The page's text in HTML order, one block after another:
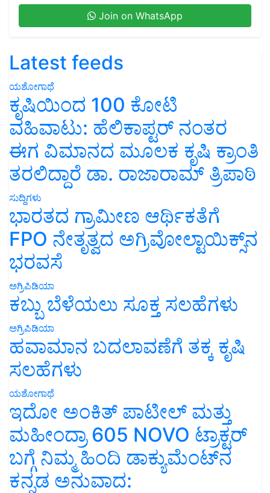
Join on WhatsApp
Latest feeds
ಯಶೋಗಾಥೆ
ಕೃಷಿಯಿಂದ 100 ಕೋಟಿ
ವಹಿವಾಟು: ಹೆಲಿಕಾಪ್ಟರ್ ನಂತರ
ಈಗ ವಿಮಾನದ ಮೂಲಕ ಕೃಷಿ ಕ್ರಾಂತಿ
ತರಲಿದ್ದಾರೆ ಡಾ. ರಾಜಾರಾಮ್ ತ್ರಿಪಾಠಿ
ಸುದ್ದಿಗಳು
ಭಾರತದ ಗ್ರಾಮೀಣ ಆರ್ಥಿಕತೆಗೆ
FPO ನೇತೃತ್ವದ ಅಗ್ರಿವೋಲ್ಟಾಯಿಕ್ಸ್‌ನ
ಭರವಸೆ
ಅಗ್ರಿಪಿಡಿಯಾ
ಕಬ್ಬು ಬೆಳೆಯಲು ಸೂಕ್ತ ಸಲಹೆಗಳು
ಅಗ್ರಿಪಿಡಿಯಾ
ಹವಾಮಾನ ಬದಲಾವಣೆಗೆ ತಕ್ಕ ಕೃಷಿ
ಸಲಹೆಗಳು
ಯಶೋಗಾಥೆ
ಇದೋ ಅಂಕಿತ್ ಪಾಟೀಲ್ ಮತ್ತು
ಮಹೀಂದ್ರಾ 605 NOVO ಟ್ರಾಕ್ಟರ್
ಬಗ್ಗೆ ನಿಮ್ಮ ಹಿಂದಿ ಡಾಕ್ಯುಮೆಂಟ್‌ನ
ಕನ್ನಡ ಅನುವಾದ: